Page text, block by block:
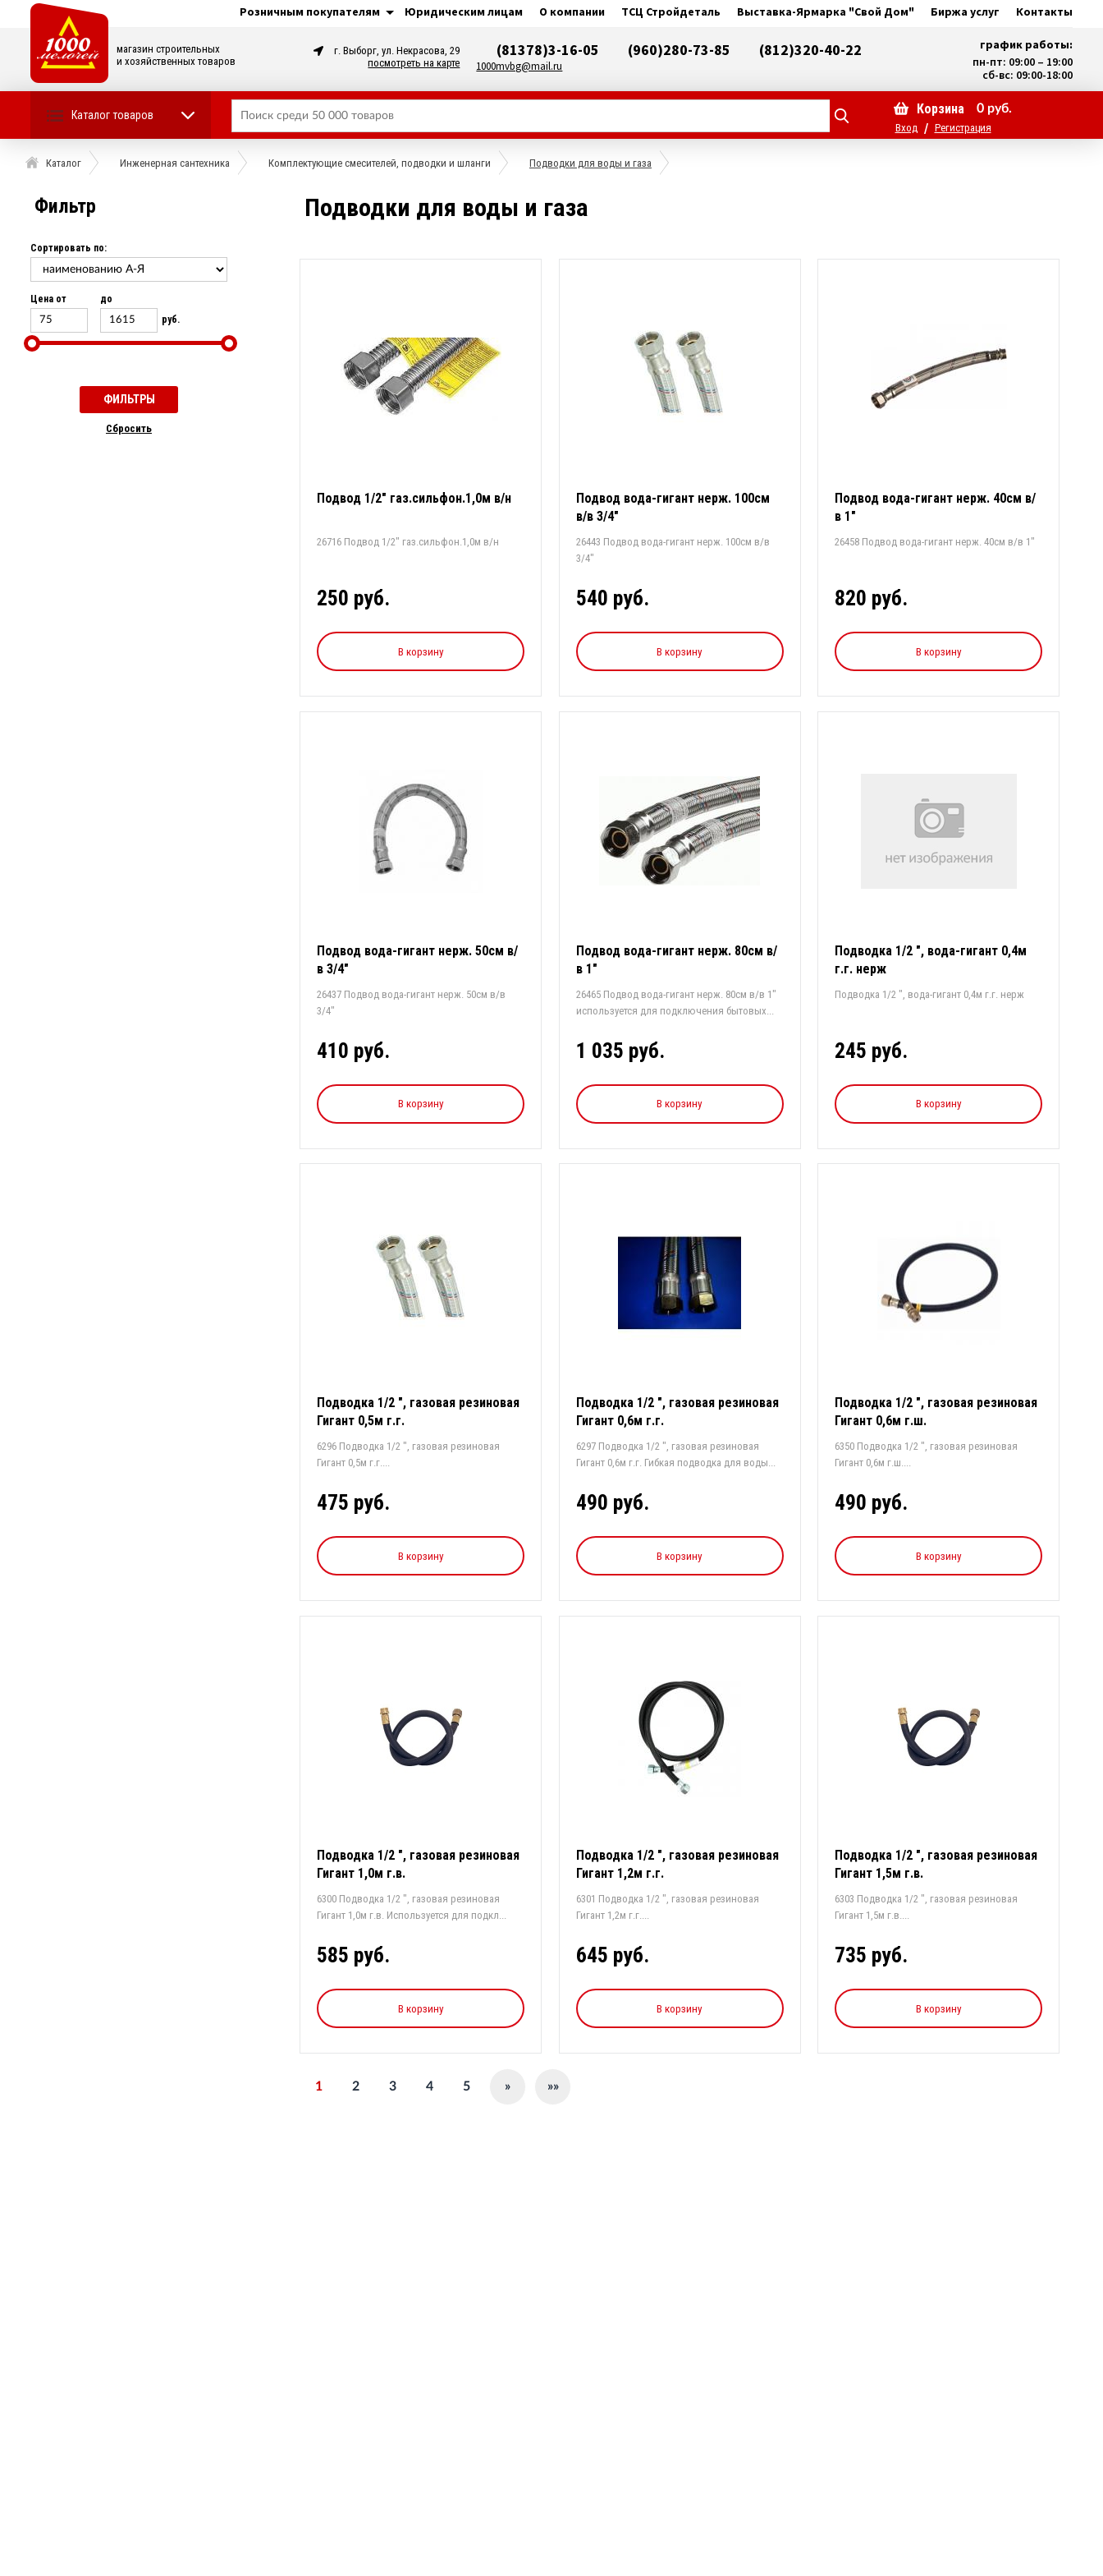
Розничным покупателям Юридическим лицам О компании ТСЦ Стройдеталь Выставка-Ярмарка "Свой Дом" Биржа услуг Контакты
магазин строительных
и хозяйственных товаров
г. Выборг, ул. Некрасова, 29
посмотреть на карте
(81378)3-16-05 (960)280-73-85 (812)320-40-22
1000mvbg@mail.ru
график работы:
пн-пт: 09:00 – 19:00
сб-вс: 09:00-18:00
Каталог товаров Корзина 0руб.
Вход / Регистрация
Каталог Инженерная сантехника Комплектующие смесителей, подводки и шланги Подводки для воды и газа
Фильтр
Сортировать по:
Цена от
до
руб.
Cбросить
Подводки для воды и газа
Подвод 1/2" газ.сильфон.1,0м в/н
26716 Подвод 1/2" газ.сильфон.1,0м в/н
250 руб.
В корзину
Подвод вода-гигант нерж. 100см
в/в 3/4"
26443 Подвод вода-гигант нерж. 100см в/в
3/4"
540 руб.
В корзину
Подвод вода-гигант нерж. 40см в/
в 1"
26458 Подвод вода-гигант нерж. 40см в/в 1"
820 руб.
В корзину
Подвод вода-гигант нерж. 50см в/
в 3/4"
26437 Подвод вода-гигант нерж. 50см в/в
3/4"
410 руб.
В корзину
Подвод вода-гигант нерж. 80см в/
в 1"
26465 Подвод вода-гигант нерж. 80см в/в 1"
используется для подключения бытовых...
1 035 руб.
В корзину
Подводка 1/2 ", вода-гигант 0,4м
г.г. нерж
Подводка 1/2 ", вода-гигант 0,4м г.г. нерж
245 руб.
В корзину
Подводка 1/2 ", газовая резиновая
Гигант 0,5м г.г.
6296 Подводка 1/2 ", газовая резиновая
Гигант 0,5м г.г....
475 руб.
В корзину
Подводка 1/2 ", газовая резиновая
Гигант 0,6м г.г.
6297 Подводка 1/2 ", газовая резиновая
Гигант 0,6м г.г. Гибкая подводка для воды...
490 руб.
В корзину
Подводка 1/2 ", газовая резиновая
Гигант 0,6м г.ш.
6350 Подводка 1/2 ", газовая резиновая
Гигант 0,6м г.ш....
490 руб.
В корзину
Подводка 1/2 ", газовая резиновая
Гигант 1,0м г.в.
6300 Подводка 1/2 ", газовая резиновая
Гигант 1,0м г.в. Используется для подкл...
585 руб.
В корзину
Подводка 1/2 ", газовая резиновая
Гигант 1,2м г.г.
6301 Подводка 1/2 ", газовая резиновая
Гигант 1,2м г.г....
645 руб.
В корзину
Подводка 1/2 ", газовая резиновая
Гигант 1,5м г.в.
6303 Подводка 1/2 ", газовая резиновая
Гигант 1,5м г.в....
735 руб.
В корзину
1 2 3 4 5 » »»